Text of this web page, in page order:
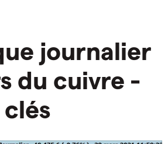
journalier
du cuivre -